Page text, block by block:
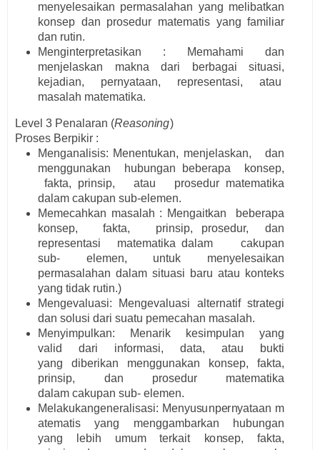
menyelesaikan permasalahan yang melibatkan
konsep dan prosedur matematis yang familiar
dan rutin.
Menginterpretasikan :
Memahami dan
menjelaskan makna dari berbagai situasi,
kejadian, pernyataan, representasi, atau
masalah matematika.
Level 3 Pena laran (Reasoning)
Proses Berpikir :
Menganalisis: Menentukan, menjelaskan, dan
menggunakan hubungan beberapa konsep,
fakta, prinsip, atau prosedur matematika
dalam cakupan sub-elemen.
Memecahkan masalah : Mengaitkan beberapa
konsep, fakta, prinsip, prosedur, dan
representasi matematika dalam cakupan
sub- elemen, untuk menyelesaikan
permasalahan dalam situasi baru atau konteks
yang tidak rutin.)
Mengevaluasi: Mengevaluasi alternatif strategi
dan solusi dari suatu pemecahan masalah.
Menyimpu kan: Menarik kesimpulanyang
val id dari informasi, data,atau bukti
yangdiberikan menggunakan konsep,fakta,
prinsip, dan prosedur matematika
da lam cakupansub- e lemen.
Melakukangenera lisasi: Menyusunpernyataan m
atematisyang menggambarkan hubungan
yang ebih umum terkait konsep,fakta,